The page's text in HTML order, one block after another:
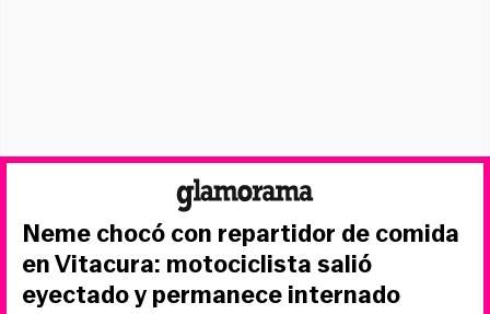
Neme chocó con repartidor de comida
en Vitacura: motociclista salió
eyectado y permanece internado